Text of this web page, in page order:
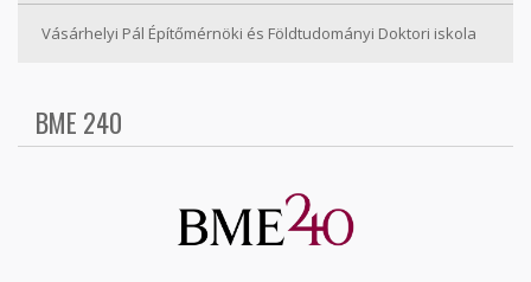
Vásárhelyi Pál Építőmérnöki és Földtudományi Doktori iskola
BME 240